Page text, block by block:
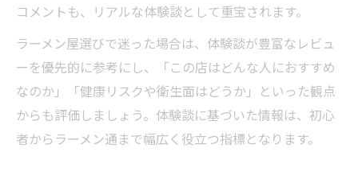
コメントも、リアルな体験談として重宝されます。
ラーメン屋選びで迷った場合は、体験談が豊富なレビュ
ーを優先的に参考にし、「この店はどんな人におすすめ
なのか」「健康リスクや衛生面はどうか」といった観点
からも評価しましょう。体験談に基づいた情報は、初心
者からラーメン通まで幅広く役立つ指標となります。